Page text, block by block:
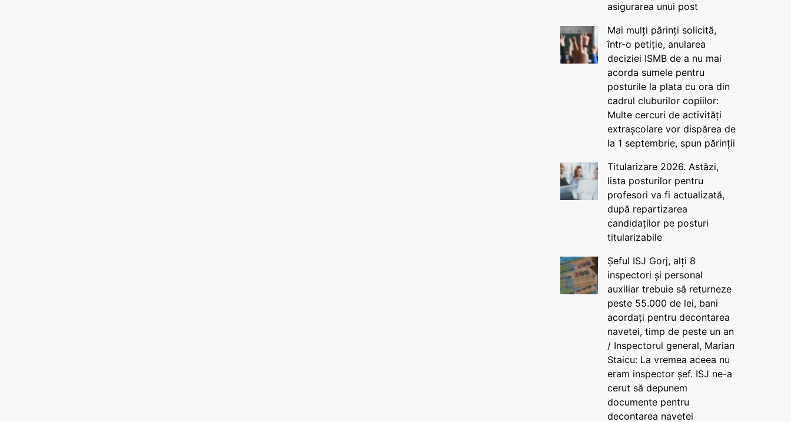
asigurarea unui post
Mai mulți părinți solicită,
într-o petiție, anularea
deciziei ISMB de a nu mai
acorda sumele pentru
posturile la plata cu ora din
cadrul cluburilor copiilor:
Multe cercuri de activități
extrașcolare vor dispărea de
la 1 septembrie, spun părinții
Titularizare 2026. Astăzi,
lista posturilor pentru
profesori va fi actualizată,
după repartizarea
candidaților pe posturi
titularizabile
Șeful ISJ Gorj, alți 8
inspectori și personal
auxiliar trebuie să returneze
peste 55.000 de lei, bani
acordați pentru decontarea
navetei, timp de peste un an
/ Inspectorul general, Marian
Staicu: La vremea aceea nu
eram inspector șef. ISJ ne-a
cerut să depunem
documente pentru
decontarea navetei